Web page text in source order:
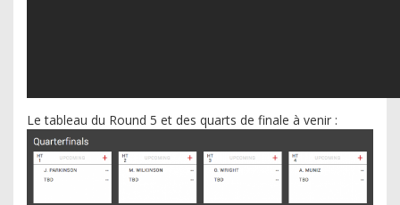
Le tableau du Round 5 et des quarts de finale à venir :